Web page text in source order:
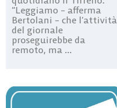
“Leggiamo – afferma
Bertolani – che l’attività
del giornale
proseguirebbe da
remoto, ma ...